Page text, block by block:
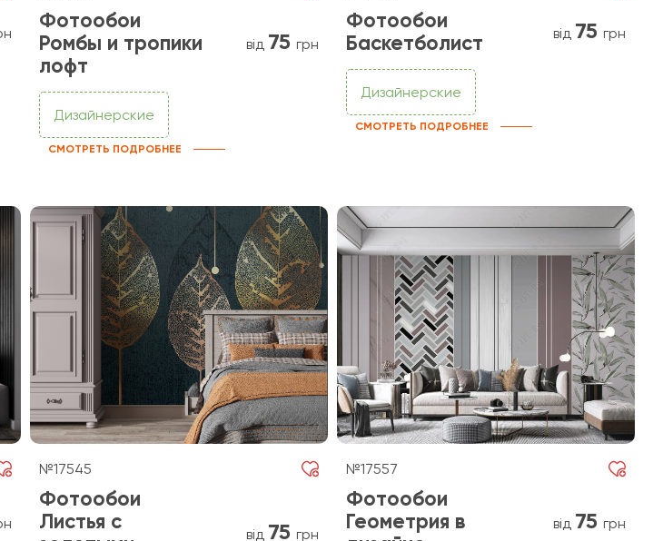
Фотообои
Ромбы и тропики
лофт
від 75 грн
Дизайнерские
СМОТРЕТЬ ПОДРОБНЕЕ
Фотообои
Баскетболист
від 75 грн
Дизайнерские
СМОТРЕТЬ ПОДРОБНЕЕ
№17545
Фотообои
Листья с
від 75 грн
№17557
Фотообои
Геометрия в
від 75 грн